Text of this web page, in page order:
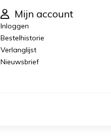
Mijn account
Inloggen
Bestelhistorie
Verlanglijst
Nieuwsbrief